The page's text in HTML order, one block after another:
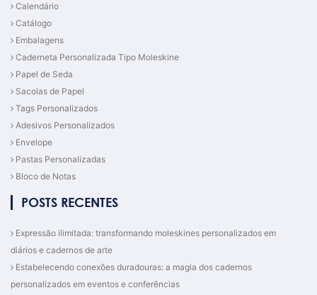
Calendário
Catálogo
Embalagens
Caderneta Personalizada Tipo Moleskine
Papel de Seda
Sacolas de Papel
Tags Personalizados
Adesivos Personalizados
Envelope
Pastas Personalizadas
Bloco de Notas
POSTS RECENTES
Expressão ilimitada: transformando moleskines personalizados em
diários e cadernos de arte
Estabelecendo conexões duradouras: a magia dos cadernos
personalizados em eventos e conferências